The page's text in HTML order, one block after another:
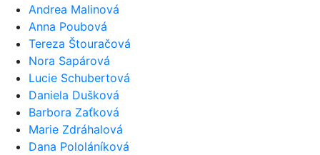
Andrea Malinová
Anna Poubová
Tereza Štouračová
Nora Sapárová
Lucie Schubertová
Daniela Dušková
Barbora Zaťková
Marie Zdráhalová
Dana Pololáníková